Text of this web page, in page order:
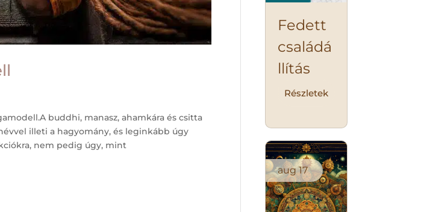
buddhi, manasz, ahamkára és csitta
illeti a hagyomány, és leginkább úgy
nem pedig úgy, mint
Fedett
családá
llítás
Részletek
aug 17